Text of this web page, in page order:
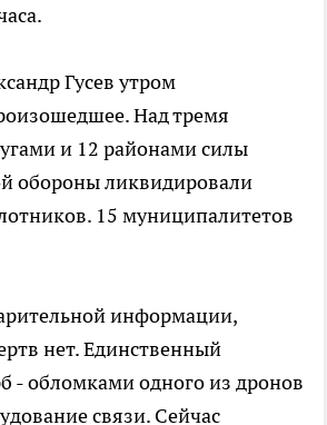
Гусев утром
Над тремя
и 12 районами силы
обороны ликвидировали
15 муниципалитетов
информации,
нет. Единственный
- обломками одного из дронов
связи. Сейчас